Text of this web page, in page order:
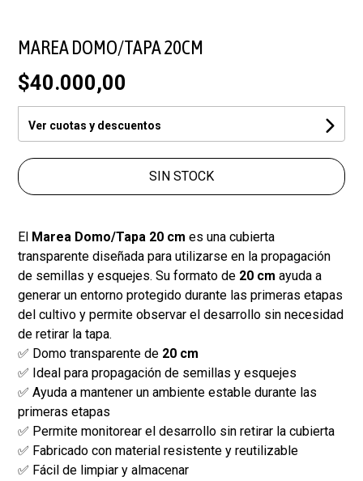
MAREA DOMO/TAPA 20CM
$40.000,00
Ver cuotas y descuentos
SIN STOCK
El Marea Domo/Tapa 20 cm es una cubierta
transparente diseñada para utilizarse en la propagación
de semillas y esquejes. Su formato de 20 cm ayuda a
generar un entorno protegido durante las primeras etapas
del cultivo y permite observar el desarrollo sin necesidad
de retirar la tapa.
✅ Domo transparente de 20 cm
✅ Ideal para propagación de semillas y esquejes
✅ Ayuda a mantener un ambiente estable durante las
primeras etapas
✅ Permite monitorear el desarrollo sin retirar la cubierta
✅ Fabricado con material resistente y reutilizable
✅ Fácil de limpiar y almacenar